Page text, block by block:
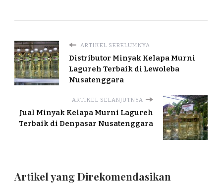
ARTIKEL SEBELUMNYA
Distributor Minyak Kelapa Murni
Lagureh Terbaik di Lewoleba
Nusatenggara
ARTIKEL SELANJUTNYA
Jual Minyak Kelapa Murni Lagureh
Terbaik di Denpasar Nusatenggara
Artikel yang Direkomendasikan